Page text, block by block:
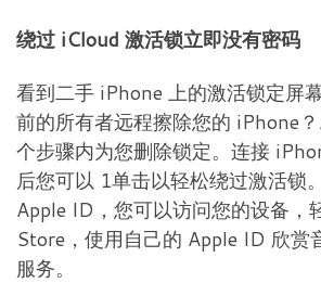
绕过 iCloud 激活锁立即没有密码
看到二手 iPhone 上的激活锁定屏
前的所有者远程擦除您的 iPhone
个步骤内为您删除锁定。连接
后您可以 1单击以轻松绕过激活锁
Apple ID，您可以访问您的设备，
Store，使用自己的 Apple ID 欣赏
服务。